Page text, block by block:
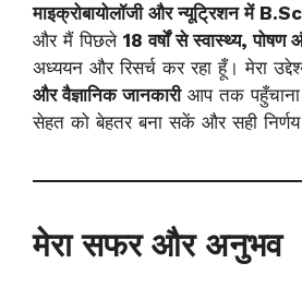
माइक्रोबायोलॉजी और न्यूट्रिशन में
और मैं पिछले 18 वर्षों से स्वास्थ्य, पोषण
अध्ययन और रिसर्च कर रहा हूँ। मेरा
और वैज्ञानिक जानकारीआप तक पहुँचाना
सेहत को बेहतर बना सकें और सही
मेरा सफर और अनुभव